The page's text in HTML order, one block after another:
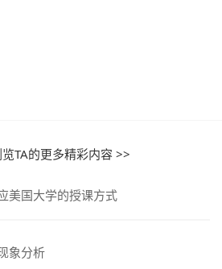
TA的更多精彩内容 >>
美国大学的授课方式
象分析